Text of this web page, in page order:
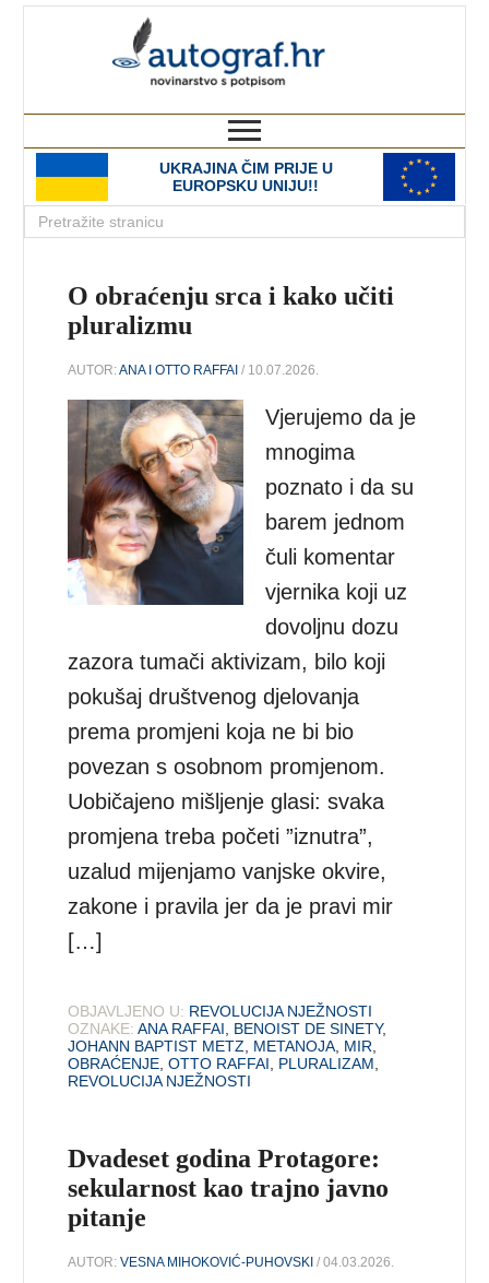
UKRAJINA ČIM PRIJE U
EUROPSKU UNIJU!!
O obraćenju srca i kako učiti
pluralizmu
AUTOR:ANA I OTTO RAFFAI / 10.07.2026.
Vjerujemo da je
mnogima
poznato i da su
barem jednom
čuli komentar
vjernika koji uz
dovoljnu dozu
zazora tumači aktivizam, bilo koji
pokušaj društvenog djelovanja
prema promjeni koja ne bi bio
povezan s osobnom promjenom.
Uobičajeno mišljenje glasi: svaka
promjena treba početi ”iznutra”,
uzalud mijenjamo vanjske okvire,
zakone i pravila jer da je pravi mir
[…]
OBJAVLJENO U: REVOLUCIJA NJEŽNOSTI
OZNAKE: ANA RAFFAI BENOIST DE SINETY,
JOHANN BAPTIST METZ
METANOJA MIR
OBRAĆENJE ,OTTO RAFFAI PLURALIZAM
REVOLUCIJA NJEŽNOSTI
Dvadeset godina Protagore:
sekularnost kao trajno javno
pitanje
AUTOR:VESNA MIHOKOVIĆ-PUHOVSKI / 04.03.2026.